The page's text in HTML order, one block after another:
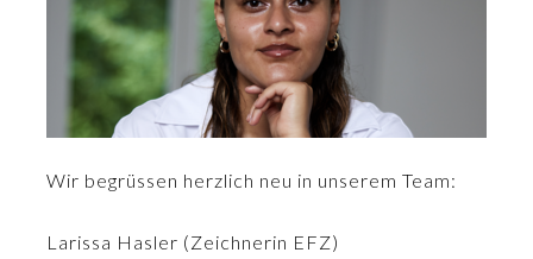
Wir begrüssen herzlich neu in unserem Team:
Larissa Hasler (Zeichnerin EFZ)